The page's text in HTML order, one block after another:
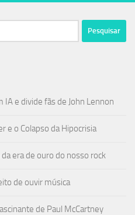
e divide fãs de John Lennon
e o Colapso da Hipocrisia
era de ouro do nosso rock
de ouvir música
de Paul McCartney